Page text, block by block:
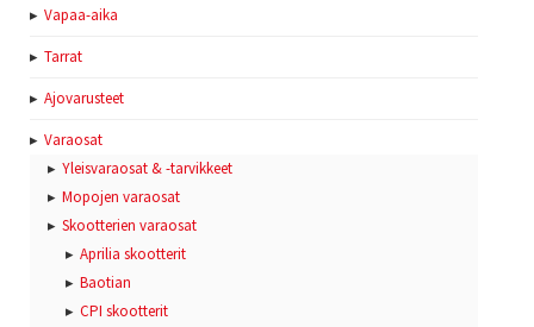
Vapaa-aika
Tarrat
Ajovarusteet
Varaosat
Yleisvaraosat & -tarvikkeet
Mopojen varaosat
Skootterien varaosat
Aprilia skootterit
Baotian
CPI skootterit